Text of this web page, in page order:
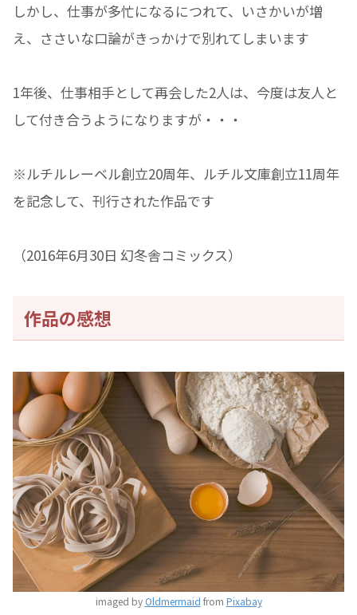
しかし、仕事が多忙になるにつれて、いさかいが増
え、ささいな口論がきっかけで別れてしまいます
1年後、仕事相手として再会した2人は、今度は友人と
して付き合うようになりますが・・・
※ルチルレーベル創立20周年、ルチル文庫創立11周年
を記念して、刊行された作品です
（2016年6月30日 幻冬舎コミックス）
作品の感想
imaged by Oldmermaid from Pixabay